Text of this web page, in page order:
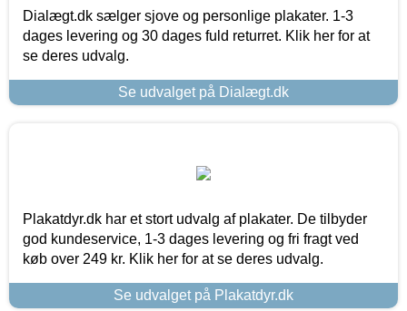
Dialægt.dk sælger sjove og personlige plakater. 1-3
dages levering og 30 dages fuld returret. Klik her for at
se deres udvalg.
Se udvalget på Dialægt.dk
Plakatdyr.dk har et stort udvalg af plakater. De tilbyder
god kundeservice, 1-3 dages levering og fri fragt ved
køb over 249 kr. Klik her for at se deres udvalg.
Se udvalget på Plakatdyr.dk